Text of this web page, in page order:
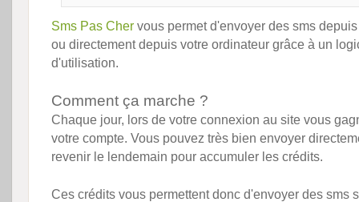
Sms Pas Cher vous permet d'envoyer des sms
ou directement depuis votre ordinateur grâce à un
d'utilisation.
Comment ça marche ?
Chaque jour, lors de votre connexion au site vous
votre compte. Vous pouvez très bien envoyer
revenir le lendemain pour accumuler les crédits.
Ces crédits vous permettent donc d'envoyer des sms